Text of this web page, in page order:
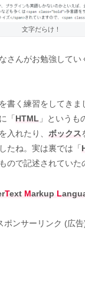
文字だらけ！
さんがお勉強してい
書く練習をしてきま
「 HTML 」というも
を入れたり、 ボックス
たね。実は裏では「
ので記述されていた
Text Markup L
ポンサーリンク (広告